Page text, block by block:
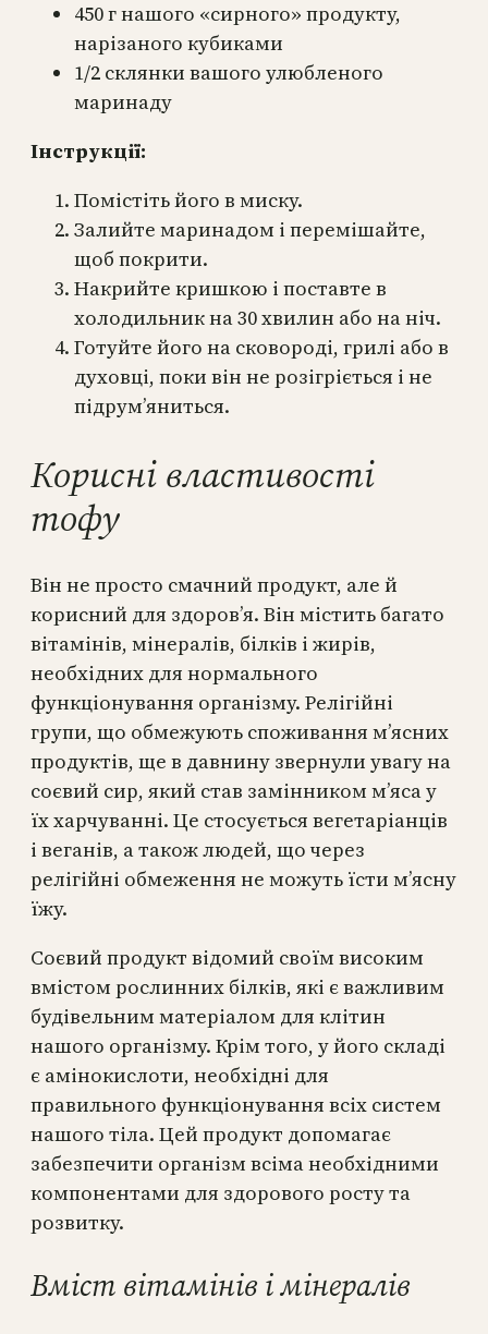
450 г нашого «сирного» продукту,
нарізаного кубиками
1/2 склянки вашого улюбленого
маринаду
Інструкції:
Помістіть його в миску.
Залийте маринадом і перемішайте,
щоб покрити.
Накрийте кришкою і поставте в
холодильник на 30 хвилин або на ніч.
Готуйте його на сковороді, грилі або в
духовці, поки він не розігріється і не
підрум’яниться.
Корисні властивості
тофу
Він не просто смачний продукт, але й
корисний для здоров’я. Він містить багато
вітамінів, мінералів, білків і жирів,
необхідних для нормального
функціонування організму. Релігійні
групи, що обмежують споживання м’ясних
продуктів, ще в давнину звернули увагу на
соєвий сир, який став замінником м’яса у
їх харчуванні. Це стосується вегетаріанців
і веганів, а також людей, що через
релігійні обмеження не можуть їсти м’ясну
їжу.
Соєвий продукт відомий своїм високим
вмістом рослинних білків, які є важливим
будівельним матеріалом для клітин
нашого організму. Крім того, у його складі
є амінокислоти, необхідні для
правильного функціонування всіх систем
нашого тіла. Цей продукт допомагає
забезпечити організм всіма необхідними
компонентами для здорового росту та
розвитку.
Вміст вітамінів і мінералів